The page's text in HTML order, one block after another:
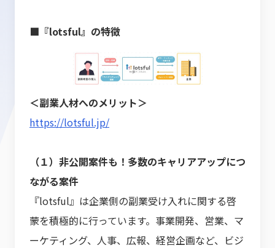
■『lotsful』の特徴
＜副業人材へのメリット＞
https://lotsful.jp/
（１）非公開案件も！多数のキャリアアップにつ
ながる案件
『lotsful』は企業側の副業受け入れに関する啓
蒙を積極的に行っています。事業開発、営業、マ
ーケティング、人事、広報、経営企画など、ビジ